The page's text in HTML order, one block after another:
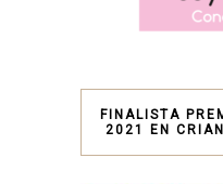
FINALISTA
2021 EN